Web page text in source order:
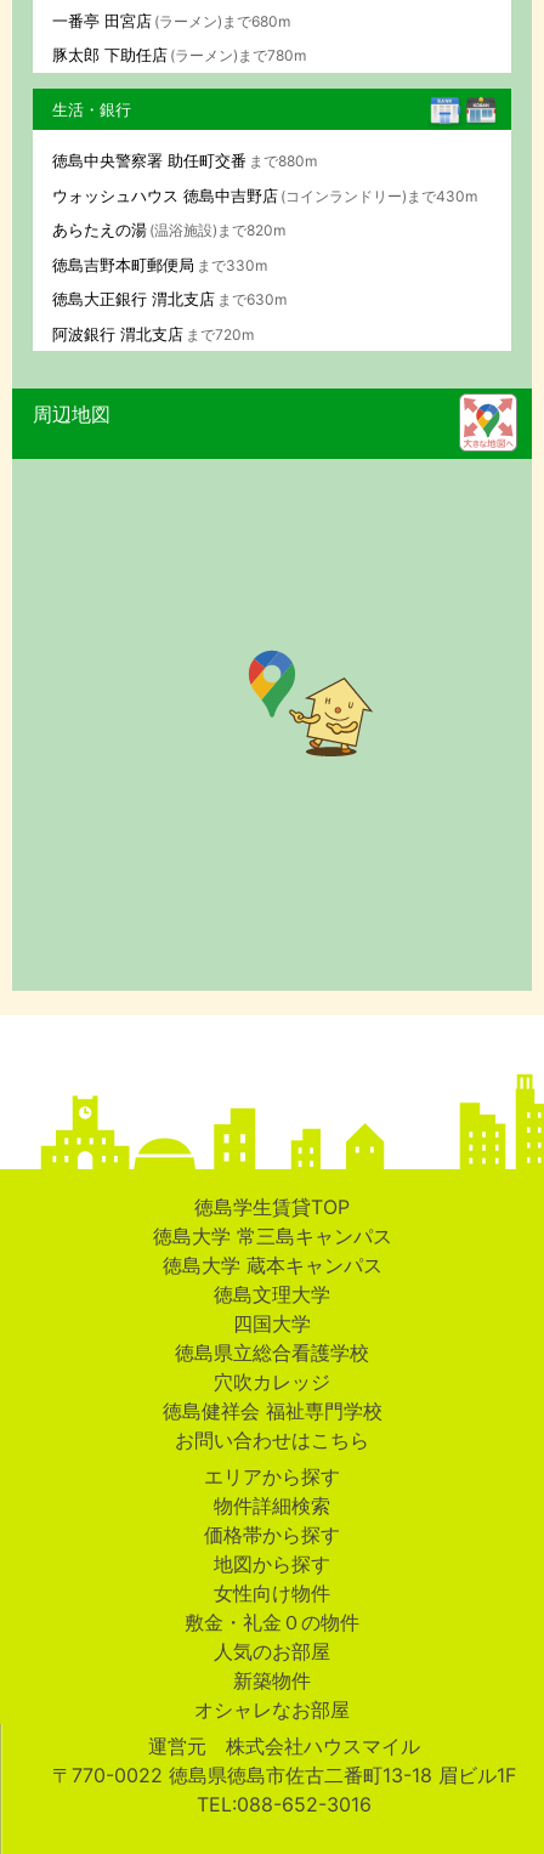
一番亭 田宮店 (ラーメン)まで680m
豚太郎 下助任店 (ラーメン)まで780m
生活・銀行
徳島中央警察署 助任町交番 まで880m
ウォッシュハウス 徳島中吉野店 (コインランドリー)まで430m
あらたえの湯 (温浴施設)まで820m
徳島吉野本町郵便局 まで330m
徳島大正銀行 渭北支店 まで630m
阿波銀行 渭北支店 まで720m
周辺地図
徳島学生賃貸TOP
徳島大学 常三島キャンパス
徳島大学 蔵本キャンパス
徳島文理大学
四国大学
徳島県立総合看護学校
穴吹カレッジ
徳島健祥会 福祉専門学校
お問い合わせはこちら
エリアから探す
物件詳細検索
価格帯から探す
地図から探す
女性向け物件
敷金・礼金０の物件
人気のお部屋
新築物件
オシャレなお部屋
運営元 株式会社ハウスマイル
〒770-0022 徳島県徳島市佐古二番町13-18 眉ビル1F
TEL:088-652-3016